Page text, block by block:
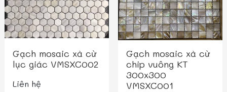
Gạch mosaic xà cừ
lục giác VMSXC002
Liên hệ
Gạch mosaic xà cừ
chip vuông KT
300x300
VMSXC001